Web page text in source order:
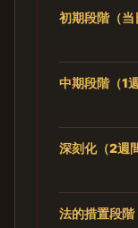
初期段階（当
中期段階（1
深刻化（2週
法的措置段階